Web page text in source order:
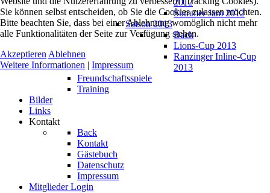
2012
Summer Jam 2012
Saison 2013
Back
Lions-Cup 2013
Ranzinger Inline-Cup
2013
Freundschaftsspiele
Training
Bilder
Links
Kontakt
Back
Kontakt
Gästebuch
Datenschutz
Impressum
Mitglieder Login
Sie können selbst entscheiden, ob Sie die Cookies zulassen möchten.
Bitte beachten Sie, dass bei einer Ablehnung womöglich nicht mehr
alle Funktionalitäten der Seite zur Verfügung stehen.
Akzeptieren Ablehnen
Weitere Informationen | Impressum